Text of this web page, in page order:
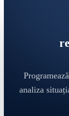
analiza